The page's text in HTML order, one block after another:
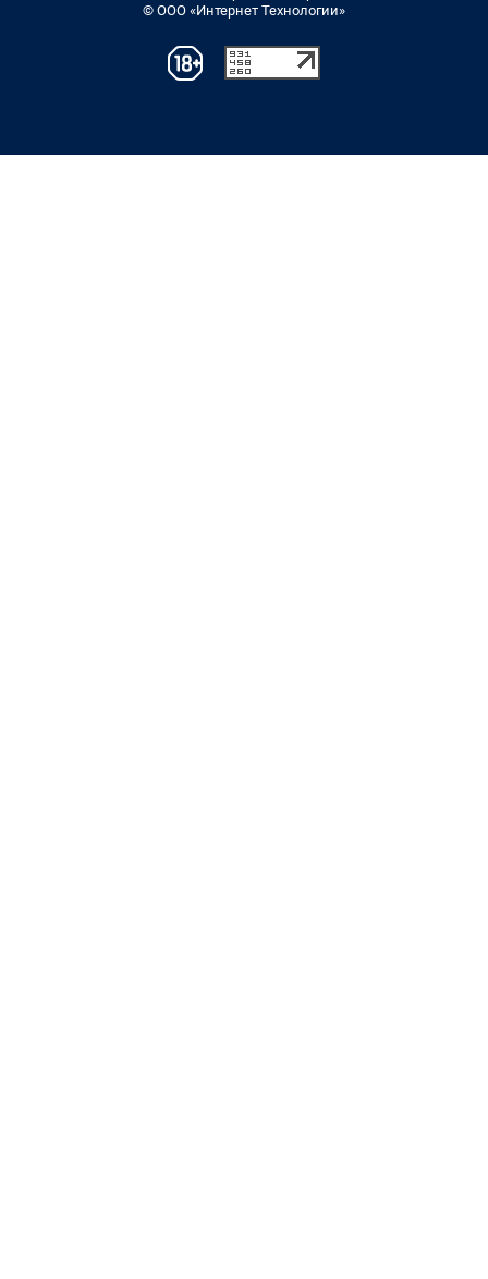
© ООО «Интернет Технологии»